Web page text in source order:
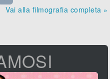
Vai alla filmografia completa »